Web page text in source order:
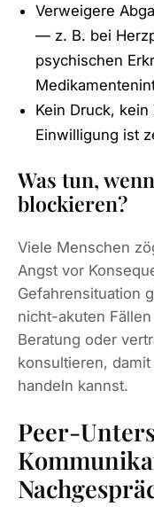
Verweigere
— z. B. bei
psychischen
Kein Druck,
Einwilligung ist
Was tun,
blockieren?
Viele Menschen
Angst vor
Gefahrensituation
nicht-akuten
Beratung oder
konsultieren,
handeln kannst.
Peer-